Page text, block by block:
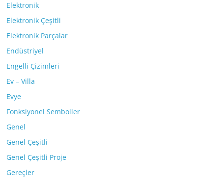
Elektronik
Elektronik Çeşitli
Elektronik Parçalar
Endüstriyel
Engelli Çizimleri
Ev – Villa
Evye
Fonksiyonel Semboller
Genel
Genel Çeşitli
Genel Çeşitli Proje
Gereçler